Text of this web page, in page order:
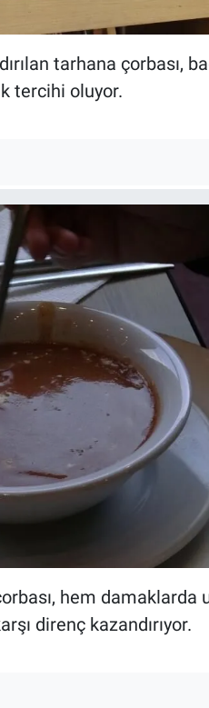
tarhana çorbası,
tercihi oluyor.
hem damaklarda
direnç kazandırıyor.